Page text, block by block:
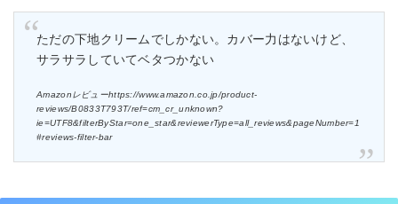
ただの下地クリームでしかない。カバー力はないけど、
サラサラしていてベタつかない
Amazonレビューhttps://www.amazon.co.jp/product-
reviews/B0833T793T/ref=cm_cr_unknown?
ie=UTF8&filterByStar=one_star&reviewerType=all_reviews&pageNumber=1
#reviews-filter-bar